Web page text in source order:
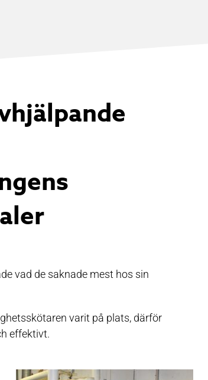
vad de saknade mest hos sin
varit på plats, därför
effektivt.